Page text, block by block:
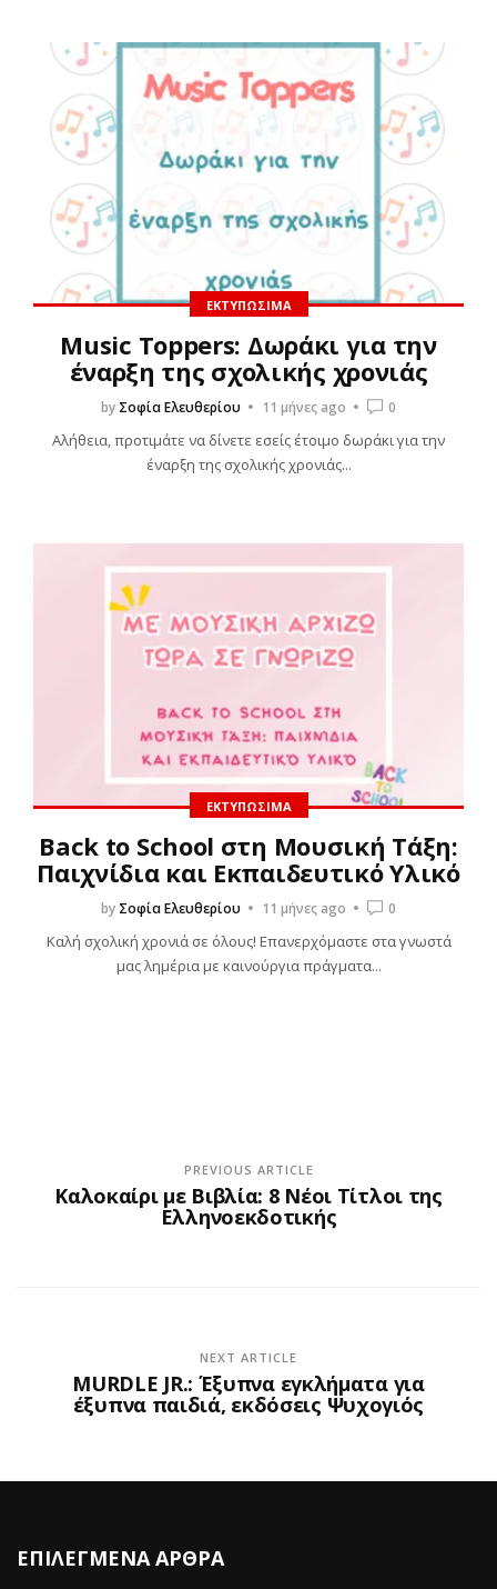
ΕΚΤΥΠΏΣΙΜΑ
Music Toppers: Δωράκι για την
έναρξη της σχολικής χρονιάς
by Σοφία Ελευθερίου 11 μήνες ago 0
Αλήθεια, προτιμάτε να δίνετε εσείς έτοιμο δωράκι για την
έναρξη της σχολικής χρονιάς...
ΕΚΤΥΠΏΣΙΜΑ
Back to School στη Μουσική Τάξη:
Παιχνίδια και Εκπαιδευτικό Υλικό
by Σοφία Ελευθερίου 11 μήνες ago 0
Καλή σχολική χρονιά σε όλους! Επανερχόμαστε στα γνωστά
μας λημέρια με καινούργια πράγματα...
PREVIOUS ARTICLE
Καλοκαίρι με Βιβλία: 8 Νέοι Τίτλοι της
Ελληνοεκδοτικής
NEXT ARTICLE
MURDLE JR.: Έξυπνα εγκλήματα για
έξυπνα παιδιά, εκδόσεις Ψυχογιός
ΕΠΙΛΕΓΜΕΝΑ ΑΡΘΡΑ